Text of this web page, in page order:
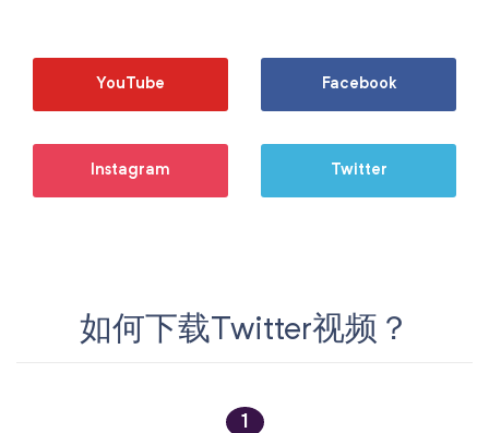
YouTube Facebook
Instagram Twitter
如何下载Twitter视频？
1